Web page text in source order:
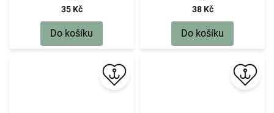
35 Kč
Do košíku
38 Kč
Do košíku